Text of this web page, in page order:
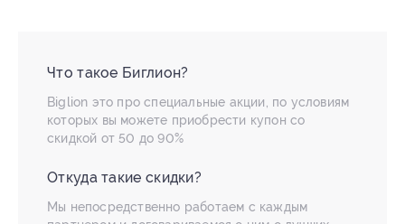
Что такое Биглион?
Biglion это про специальные акции, по условиям
которых вы можете приобрести купон со
скидкой от 50 до 90%
Откуда такие скидки?
Мы непосредственно работаем с каждым